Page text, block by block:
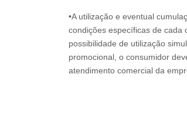
•A utilização e eventual
condições específicas de cada
possibilidade de utilização
promocional, o consumidor
atendimento comercial da